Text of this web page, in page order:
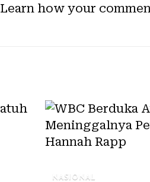
Learn how your
NASIONAL